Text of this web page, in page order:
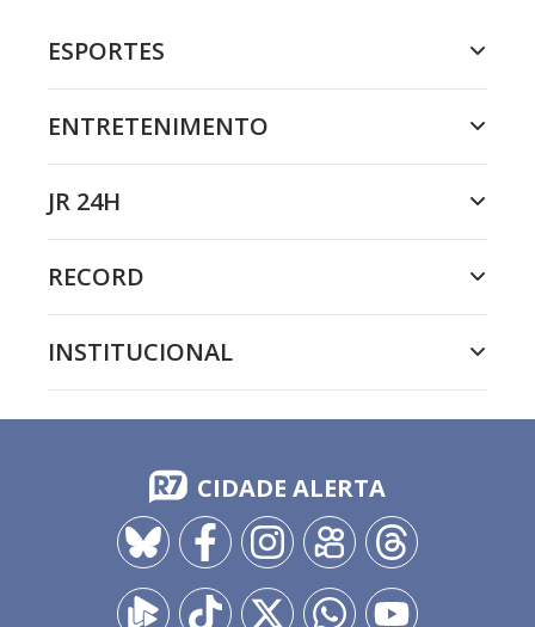
ESPORTES
ENTRETENIMENTO
JR 24H
RECORD
INSTITUCIONAL
CIDADE ALERTA